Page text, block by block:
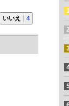
いいえ 4